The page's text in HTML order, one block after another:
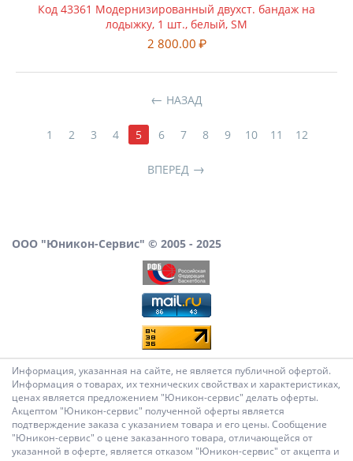
Код 43361 Модернизированный двухст. бандаж на
лодыжку, 1 шт., белый, SM
2 800.00 ₽
НАЗАД
1 2 3 4 5 6 7 8 9 10 11 12
ВПЕРЕД
ООО "Юникон-Сервис" © 2005 - 2025
Информация, указанная на сайте, не является публичной офертой.
Информация о товарах, их технических свойствах и характеристиках,
ценах является предложением "Юникон-сервис" делать оферты.
Акцептом "Юникон-сервис" полученной оферты является
подтверждение заказа с указанием товара и его цены. Сообщение
"Юникон-сервис" о цене заказанного товара, отличающейся от
указанной в оферте, является отказом "Юникон-сервис" от акцепта и